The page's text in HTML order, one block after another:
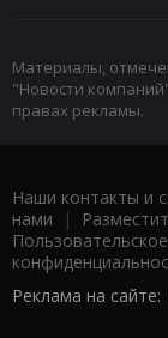
Материалы,
"Новости
правах рекламы.
Наши контакты и
нами |
Реклама на сайте: